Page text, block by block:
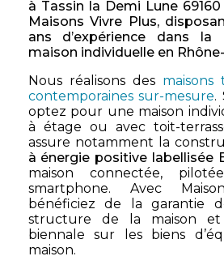
à Tassin la Demi Lune
Maisons Vivre Plus,
ans d’expérience dans la
maison individuelle en
Nous réalisons des maisons
contemporaines sur-mesure.
optez pour une maison
à étage ou avec toit-
assure notamment la
à énergie positive labellisée
maison connectée,
smartphone. Avec
bénéficiez de la garantie
structure de la maison
biennale sur les biens
maison.